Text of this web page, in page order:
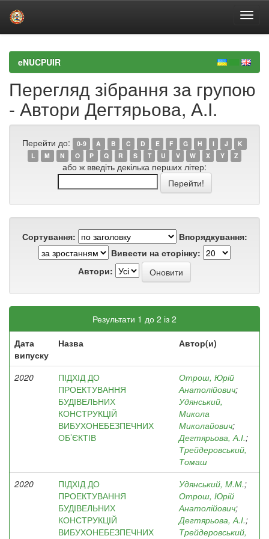
navigationeNUCPUIR
Перегляд зібрання за групою
- Автори Дегтярьова, А.І.
Перейти до: 0-9 A B C D E F G H I J
K
L
M N O P Q R S T U V W X Y Z
або ж введіть декілька перших літер:
Сортування:
Впорядкування:
Вивести на сторінку:
Автори:
Результати 1 до 2 із 2
Дата
випуску
Назва Автор(и)
2020
ПІДХІД ДО
ПРОЕКТУВАННЯ
БУДІВЕЛЬНИХ
КОНСТРУКЦІЙ
ВИБУХОНЕБЕЗПЕЧНИХ
ОБ’ЄКТІВ
Отрош, Юрій
Анатолійович;
Удянський,
Микола
Миколайович;
Дегтярьова, А.І.;
Трейдеровський,
Томаш
2020
ПІДХІД ДО
ПРОЕКТУВАННЯ
БУДІВЕЛЬНИХ
КОНСТРУКЦІЙ
ВИБУХОНЕБЕЗПЕЧНИХ
Удянський, М.М.;
Отрош, Юрій
Анатолійович;
Дегтярьова, А.І.;
Трейдеровський,